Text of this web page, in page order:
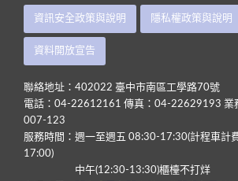
資訊安全政策與說明 隱私權政策與說明
資料開放宣告
聯絡地址：402022 臺中市南區工學路70號
電話：04-22612161 傳真：04-22629193 業
007-123
服務時間：週一至週五 08:30-17:30(計程車計
17:00)
中午(12:30-13:30)櫃檯不打烊